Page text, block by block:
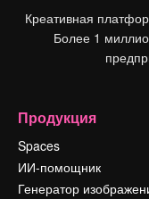
Креативная
Более 1
Продукция
Spaces
ИИ-помощник
Генератор